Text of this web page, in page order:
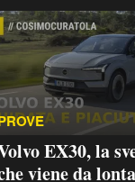
EX30, la
viene da